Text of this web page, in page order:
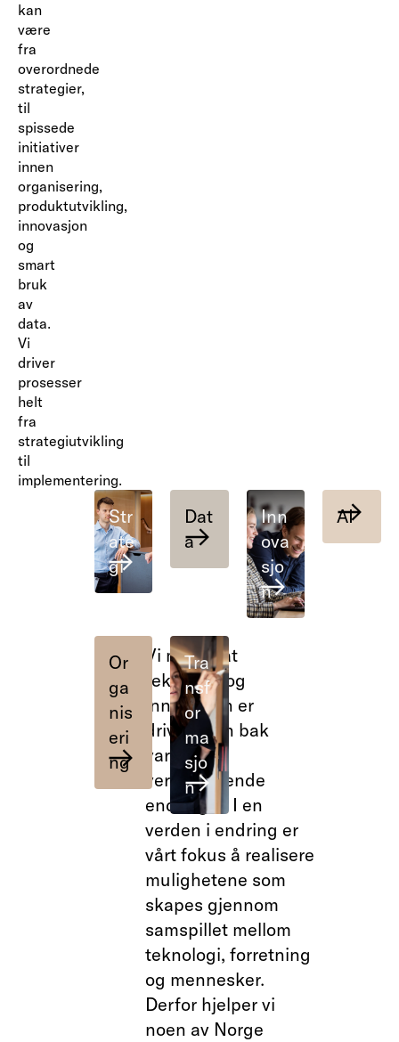
kan
være
fra
overordnede
strategier,
til
spissede
initiativer
innen
organisering,
produktutvikling,
innovasjon
og
smart
bruk
av
data.
Vi
driver
prosesser
helt
fra
strategiutvikling
til
implementering.
Str
ate
gi
Dat
a
Inn
ova
sjo
n
AI
Or
ga
nis
eri
ng
Tra
nsf
or
ma
sjo
n
Vi mener at
teknologi og
innovasjon er
drivkraften bak
varige og
verdiskapende
endringer. I en
verden i endring er
vårt fokus å realisere
mulighetene som
skapes gjennom
samspillet mellom
teknologi, forretning
og mennesker.
Derfor hjelper vi
noen av Norge